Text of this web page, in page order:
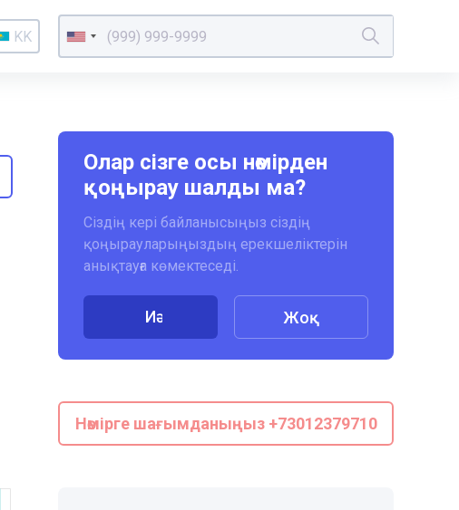
KK
Олар сізге осы нөмірден
қоңырау шалды ма?
Сіздің кері байланысыңыз сіздің
қоңырауларыңыздың ерекшеліктерін
анықтауға көмектеседі.
Иә Жоқ
Нөмірге шағымданыңыз +73012379710